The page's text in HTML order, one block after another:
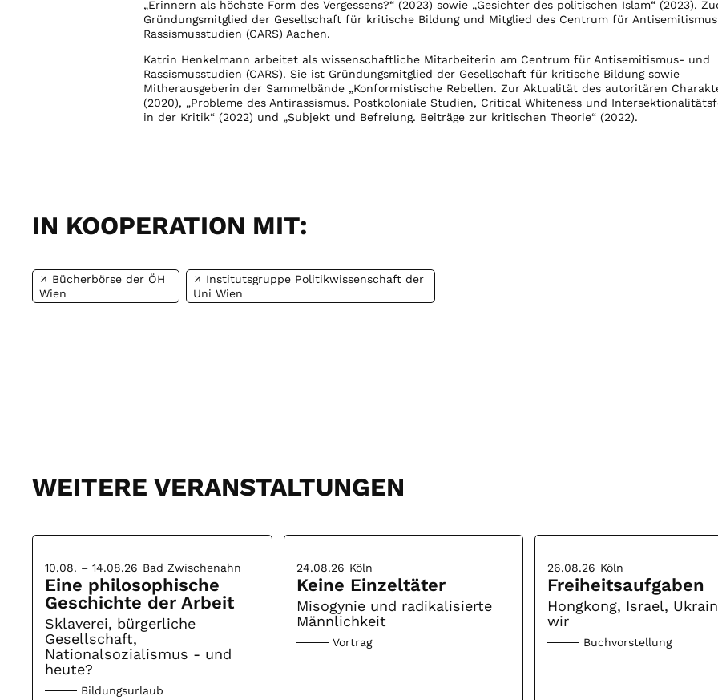
„Erinnern als höchste Form des Vergessens?“ (2023) sowie „Gesichter des politischen Islam“ (2023).
Gründungsmitglied der Gesellschaft für kritische Bildung und Mitglied des Centrum für
Rassismusstudien (CARS) Aachen.
Katrin Henkelmann arbeitet als wissenschaftliche Mitarbeiterin am Centrum für Antisemitismus- und
Rassismusstudien (CARS). Sie ist Gründungsmitglied der Gesellschaft für kritische Bildung sowie
Mitherausgeberin der Sammelbände „Konformistische Rebellen. Zur Aktualität des autoritären
(2020), „Probleme des Antirassismus. Postkoloniale Studien, Critical Whiteness und
in der Kritik“ (2022) und „Subjekt und Befreiung. Beiträge zur kritischen Theorie“ (2022).
IN KOOPERATION MIT:
Bücherbörse der ÖH
Wien
Institutsgruppe Politikwissenschaft der
Uni Wien
WEITERE VERANSTALTUNGEN
10.08. – 14.08.26 Bad Zwischenahn
Eine philosophische
Geschichte der Arbeit
Sklaverei, bürgerliche
Gesellschaft,
Nationalsozialismus - und
heute?
Bildungsurlaub
24.08.26 Köln
Keine Einzeltäter
Misogynie und radikalisierte
Männlichkeit
Vortrag
26.08.26 Köln
Freiheitsaufgaben
Hongkong, Israel,
wir
Buchvorstellung